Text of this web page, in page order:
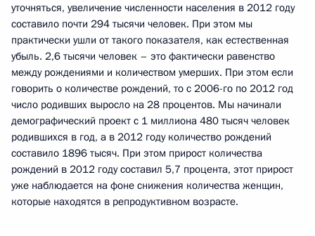
уточняться, увеличение численности населения в 2012 году
составило почти 294 тысячи человек. При этом мы
практически ушли от такого показателя, как естественная
убыль. 2,6 тысячи человек – это фактически равенство
между рождениями и количеством умерших. При этом если
говорить о количестве рождений, то с 2006-го по 2012 год
число родивших выросло на 28 процентов. Мы начинали
демографический проект с 1 миллиона 480 тысяч человек
родившихся в год, а в 2012 году количество рождений
составило 1896 тысяч. При этом прирост количества
рождений в 2012 году составил 5,7 процента, этот прирост
уже наблюдается на фоне снижения количества женщин,
которые находятся в репродуктивном возрасте.